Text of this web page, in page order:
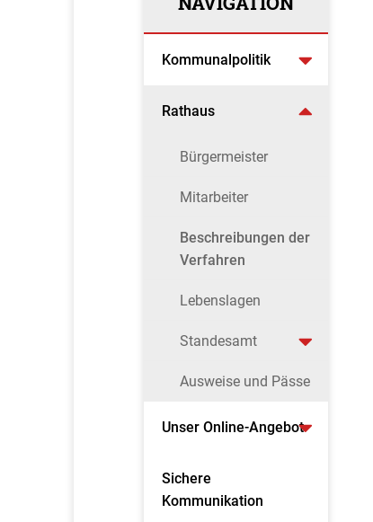
Kommunalpolitik
Rathaus
Bürgermeister
Mitarbeiter
Beschreibungen der
Verfahren
Lebenslagen
Standesamt
Ausweise und Pässe
Unser Online-Angebot
Sichere
Kommunikation